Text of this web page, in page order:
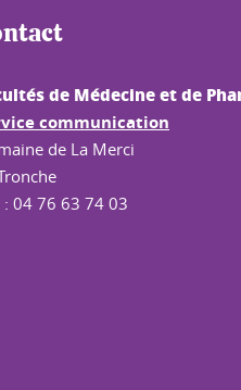
de Médecine et de
communication
de La Merci
: 04 76 63 74 03